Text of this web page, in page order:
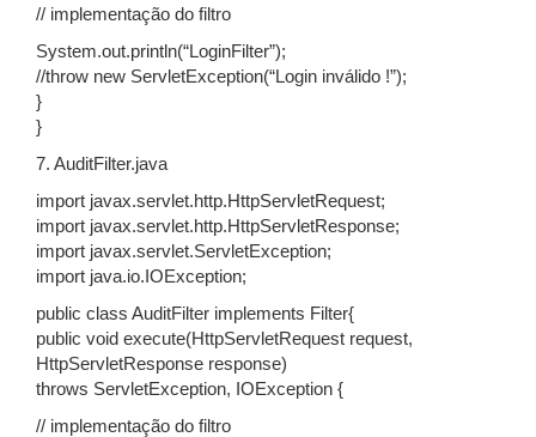
// implementação do filtro
System.out.println(“LoginFilter”);
//throw new ServletException(“Login inválido !”);
}
}
7. AuditFilter.java
import javax.servlet.http.HttpServletRequest;
import javax.servlet.http.HttpServletResponse;
import javax.servlet.ServletException;
import java.io.IOException;
public class AuditFilter implements Filter{
public void execute(HttpServletRequest request,
HttpServletResponse response)
throws ServletException, IOException {
// implementação do filtro